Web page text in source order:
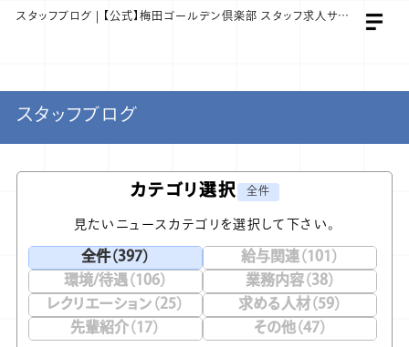
スタッフブログ | 【公式】梅田ゴールデン倶楽部 スタッフ求人サイト
スタッフブログ
カテゴリ選択 全件
見たいニュースカテゴリを選択して下さい。
全件（397）
給与関連（101）
環境/待遇（106）
業務内容（38）
レクリエーション（25）
求める人材（59）
先輩紹介（17）
その他（47）